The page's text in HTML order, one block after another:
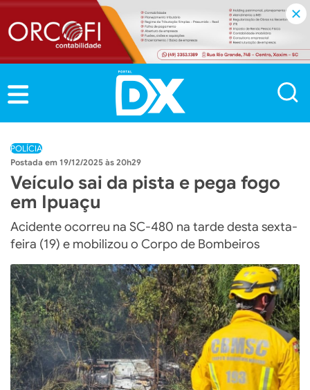
POLÍCIA
19/12/2025 às 20h29
Veículo sai da pista e pega fogo
em Ipuaçu
Acidente ocorreu na SC-480 na tarde desta sexta-
feira (19) e mobilizou o Corpo de Bombeiros